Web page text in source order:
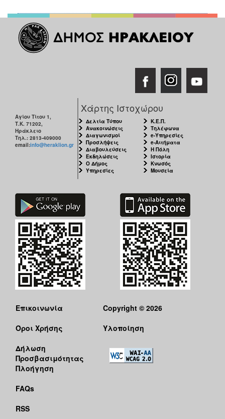
Αγίου Τίτου 1,
Τ.Κ. 71202,
Ηράκλειο
Τηλ.: 2813-409000
email:info@heraklion.gr
Χάρτης Ιστοχώρου
Δελτία Τύπου
Ανακοινώσεις
Διαγωνισμοί
Προσλήψεις
Διαβουλεύσεις
Εκδηλώσεις
Ο Δήμος
Υπηρεσίες
Κ.Ε.Π.
Τηλέφωνα
e-Υπηρεσίες
e-Αιτήματα
Η Πόλη
Ιστορία
Κνωσός
Μουσεία
Επικοινωνία
Όροι Χρήσης
Δήλωση
Προσβασιμότητας
Πλοήγηση
FAQs
RSS
Copyright © 2026
Υλοποίηση